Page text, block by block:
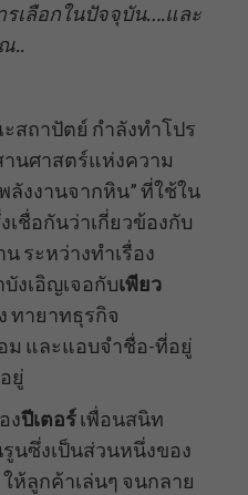
รเลือกในปัจจุบัน….และ
..
ถาปัตย์ กำลังทำโปร
นศาสตร์แห่งความ
ลังงานจากหิน” ที่ใช้ใน
ชื่อกันว่าเกี่ยวข้องกับ
ระหว่างทำเรื่อง
งเอิญเจอกับเพียว
ทายาทธุรกิจ
ม และแอบจำชื่อ-ที่อยู่
ยู่
งปีเตอร์เพื่อนสนิท
นซึ่งเป็นส่วนหนึ่งของ
ห้ลูกค้าเล่นๆ จนกลาย